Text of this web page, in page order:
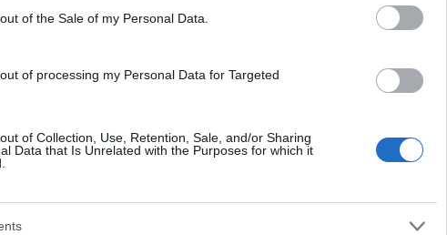
of the Sale of my Personal Data.
of processing my Personal Data for Targeted
of Collection, Use, Retention, Sale, and/or Sharing
Data that Is Unrelated with the Purposes for which it